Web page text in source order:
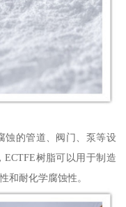
蚀的管道、阀门、泵等设
树脂可以用于制造
和耐化学腐蚀性。